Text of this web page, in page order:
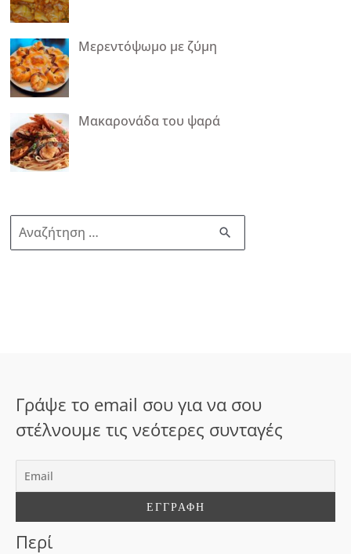
Μερεντόψωμο με ζύμη
Mακαρονάδα του ψαρά
ν
σ
α
Γράψε το email σου για να σου
στέλνουμε τις νεότερες συνταγές
Περί